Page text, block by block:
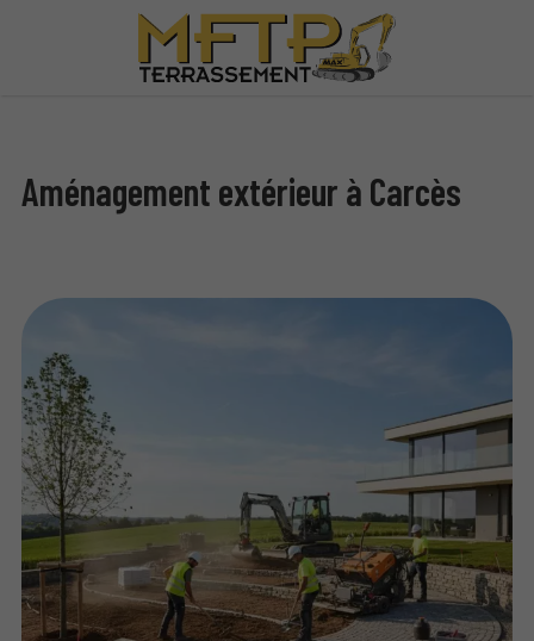
Aménagement extérieur à Carcès